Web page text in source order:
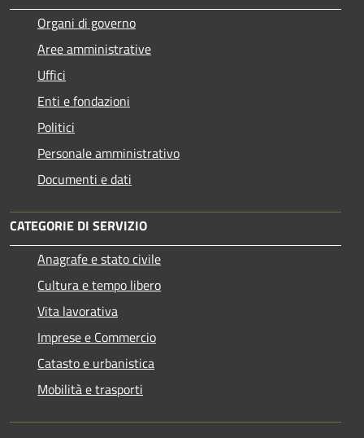
Organi di governo
Aree amministrative
Uffici
Enti e fondazioni
Politici
Personale amministrativo
Documenti e dati
CATEGORIE DI SERVIZIO
Anagrafe e stato civile
Cultura e tempo libero
Vita lavorativa
Imprese e Commercio
Catasto e urbanistica
Mobilità e trasporti